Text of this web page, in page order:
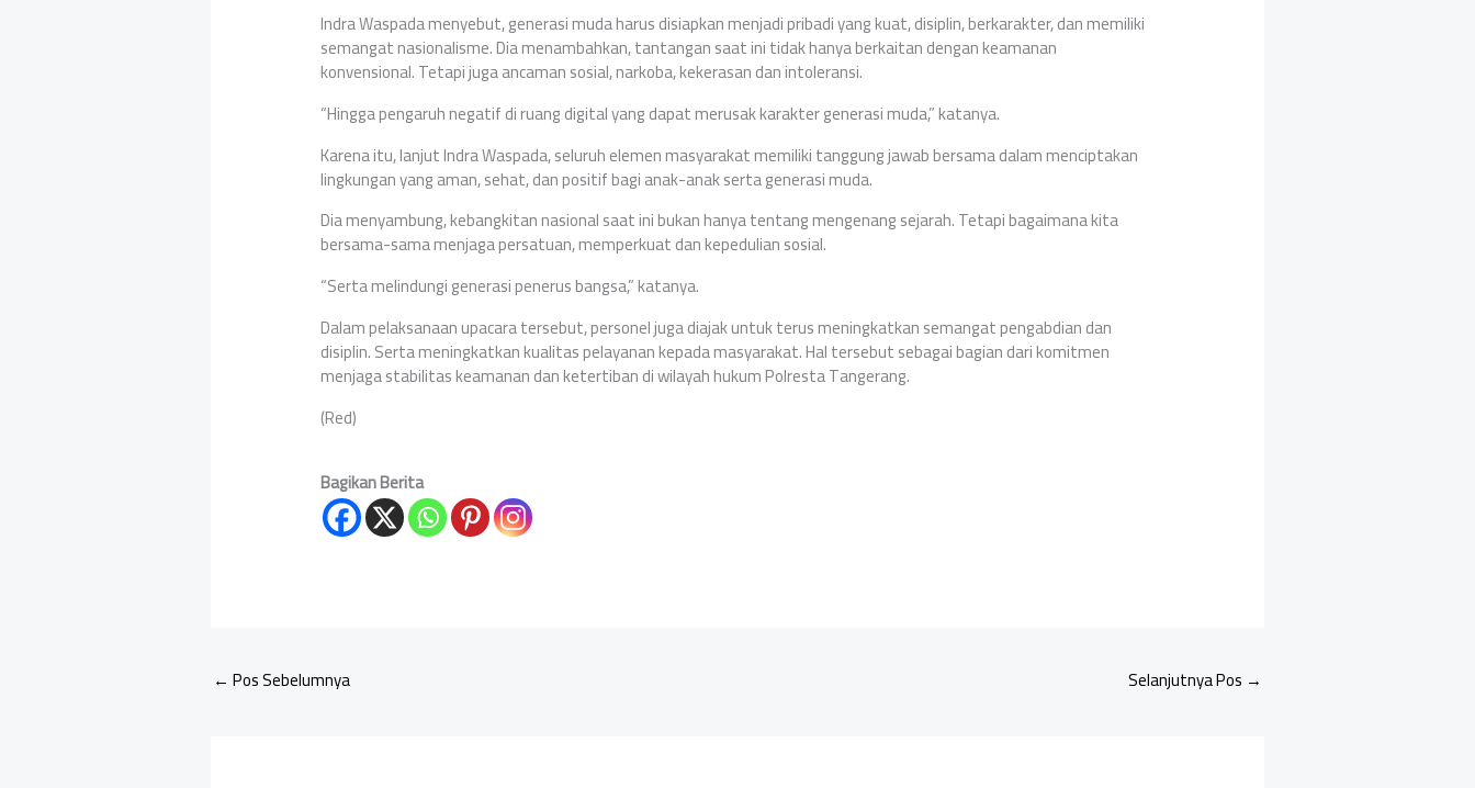
Indra Waspada menyebut, generasi muda harus disiapkan menjadi pribadi yang kuat, disiplin, berkarakter, dan memiliki
semangat nasionalisme. Dia menambahkan, tantangan saat ini tidak hanya berkaitan dengan keamanan
konvensional. Tetapi juga ancaman sosial, narkoba, kekerasan dan intoleransi.
“Hingga pengaruh negatif di ruang digital yang dapat merusak karakter generasi muda,” katanya.
Karena itu, lanjut Indra Waspada, seluruh elemen masyarakat memiliki tanggung jawab bersama dalam menciptakan
lingkungan yang aman, sehat, dan positif bagi anak-anak serta generasi muda.
Dia menyambung, kebangkitan nasional saat ini bukan hanya tentang mengenang sejarah. Tetapi bagaimana kita
bersama-sama menjaga persatuan, memperkuat dan kepedulian sosial.
“Serta melindungi generasi penerus bangsa,” katanya.
Dalam pelaksanaan upacara tersebut, personel juga diajak untuk terus meningkatkan semangat pengabdian dan
disiplin. Serta meningkatkan kualitas pelayanan kepada masyarakat. Hal tersebut sebagai bagian dari komitmen
menjaga stabilitas keamanan dan ketertiban di wilayah hukum Polresta Tangerang.
(Red)
Bagikan Berita
← Pos Sebelumnya Selanjutnya Pos →